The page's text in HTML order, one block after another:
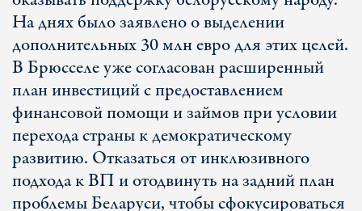
На днях было заявлено о выделении
дополнительных 30 млн евро для этих целей.
В Брюсселе уже согласован расширенный
план инвестиций с предоставлением
финансовой помощи и займов при условии
перехода страны к демократическому
развитию. Отказаться от инклюзивного
подхода к ВП и отодвинуть на задний план
проблемы Беларуси, чтобы сфокусироваться